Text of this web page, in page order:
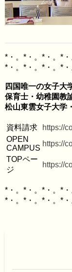
*・。*・。*・。*
四国唯一の女子大
保育士・幼稚園教
資料請求
https://
OPEN
CAMPUS
https://
TOPペー
ジ
https://
*・。*・。*・。*